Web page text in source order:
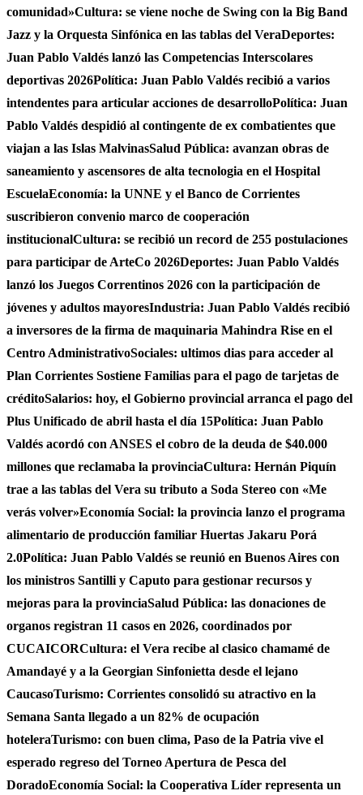
comunidad»Cultura: se viene noche de Swing con la Big Band
Jazz y la Orquesta Sinfónica en las tablas del VeraDeportes:
Juan Pablo Valdés lanzó las Competencias Interscolares
deportivas 2026Política: Juan Pablo Valdés recibió a varios
intendentes para articular acciones de desarrolloPolítica: Juan
Pablo Valdés despidió al contingente de ex combatientes que
viajan a las Islas MalvinasSalud Pública: avanzan obras de
saneamiento y ascensores de alta tecnologia en el Hospital
EscuelaEconomía: la UNNE y el Banco de Corrientes
suscribieron convenio marco de cooperación
institucionalCultura: se recibió un record de 255 postulaciones
para participar de ArteCo 2026Deportes: Juan Pablo Valdés
lanzó los Juegos Correntinos 2026 con la participación de
jóvenes y adultos mayoresIndustria: Juan Pablo Valdés recibió
a inversores de la firma de maquinaria Mahindra Rise en el
Centro AdministrativoSociales: ultimos dias para acceder al
Plan Corrientes Sostiene Familias para el pago de tarjetas de
créditoSalarios: hoy, el Gobierno provincial arranca el pago del
Plus Unificado de abril hasta el día 15Política: Juan Pablo
Valdés acordó con ANSES el cobro de la deuda de $40.000
millones que reclamaba la provinciaCultura: Hernán Piquín
trae a las tablas del Vera su tributo a Soda Stereo con «Me
verás volver»Economía Social: la provincia lanzo el programa
alimentario de producción familiar Huertas Jakaru Porá
2.0Política: Juan Pablo Valdés se reunió en Buenos Aires con
los ministros Santilli y Caputo para gestionar recursos y
mejoras para la provinciaSalud Pública: las donaciones de
organos registran 11 casos en 2026, coordinados por
CUCAICORCultura: el Vera recibe al clasico chamamé de
Amandayé y a la Georgian Sinfonietta desde el lejano
CaucasoTurismo: Corrientes consolidó su atractivo en la
Semana Santa llegado a un 82% de ocupación
hoteleraTurismo: con buen clima, Paso de la Patria vive el
esperado regreso del Torneo Apertura de Pesca del
DoradoEconomía Social: la Cooperativa Líder representa un